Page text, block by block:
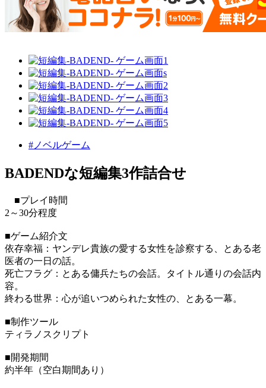
#ノベルゲーム
BADENDな短編集3作詰合せ
■プレイ時間
2～30分程度
■ゲーム紹介文
依存幸福：ヤンデレ貴族の愛する女性を診察する、とある老
医者の一日の話。
死亡フラグ：とある傭兵たちの会話。タイトル通りの会話内
容。
終わる世界：心が追いつめられた女性の、とある一幕。
■制作ツール
ティラノスクリプト
■開発期間
約半年（空白期間あり）